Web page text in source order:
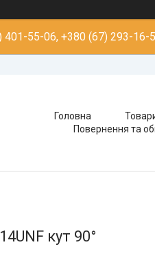
401-55-06, +380 (67) 293-16-
Головна
Повернення та
кут 90°